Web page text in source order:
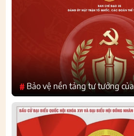
# Bảo vệ nền tảng tư tưởng